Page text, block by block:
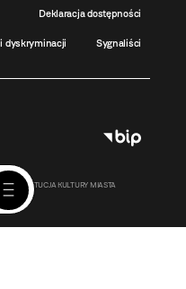
Deklaracja dostępności
dyskryminacji Sygnaliści
– INSTYTUCJA KULTURY MIASTA